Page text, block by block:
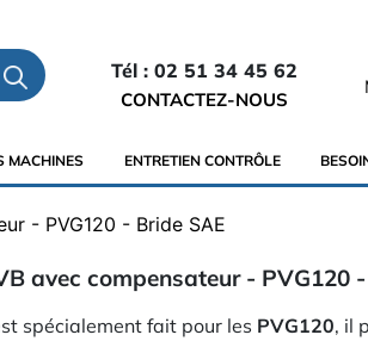
Tél : 02 51 34 45 62
CONTACTEZ-NOUS
MACHINES ENTRETIEN CONTRÔLE
- PVG120 - Bride SAE
avec compensateur - PVG120
spécialement fait pour les PVG120, il